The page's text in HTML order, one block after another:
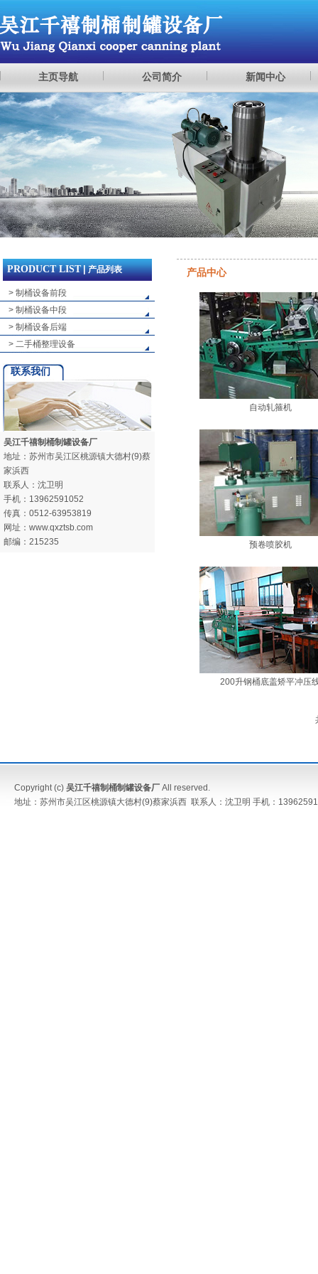
主页导航 公司简介 新闻中心
PRODUCT LIST | 产品列表
> 制桶设备前段
> 制桶设备中段
> 制桶设备后端
> 二手桶整理设备
联系我们
吴江千禧制桶制罐设备厂
地址：苏州市吴江区桃源镇大德村(9)蔡
家浜西
联系人：沈卫明
手机：13962591052
传真：0512-63953819
网址：www.qxztsb.com
邮编：215235
产品中心
自动轧箍机
预卷喷胶机
200升钢桶底盖矫平冲压
Copyright (c) 吴江千禧制桶制罐设备厂 All reserved.
地址：苏州市吴江区桃源镇大德村(9)蔡家浜西 联系人：沈卫明 手机：